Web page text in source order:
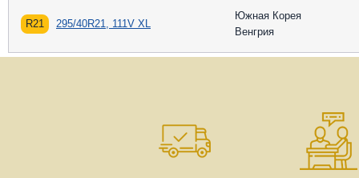
R21 295/40R21, 111V XL
Южная Корея
Венгрия